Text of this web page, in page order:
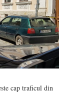
cap traficul din